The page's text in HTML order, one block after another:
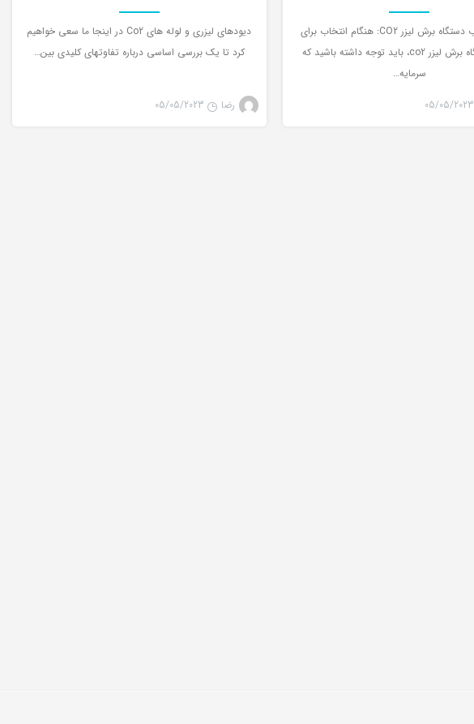
نحوه انتخاب دستگاه برش لیزر CO2: هنگام انتخاب برای
خرید دستگاه برش لیزر co2، باید توجه داشته باشید که
سرمایه…
05/05/2023
دیودهای لیزری و لوله های Co2 در اینجا ما سعی خواهیم
کرد تا یک بررسی اساسی درباره تفاوتهای کلیدی بین…
رضا 05/05/2023